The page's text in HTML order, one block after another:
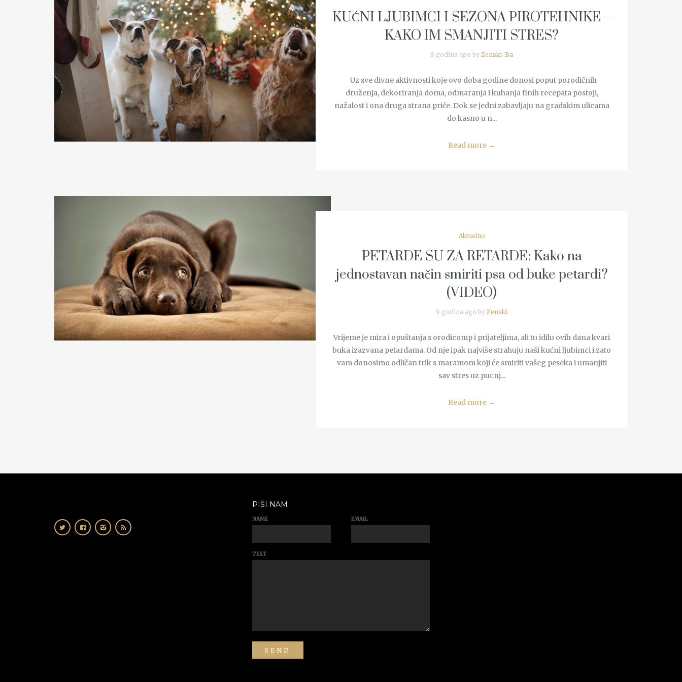
READ MORE
KUĆNI LJUBIMCI I SEZONA PIROTEHNIKE –
KAKO IM SMANJITI STRES?
8 godina ago by Zenski .Ba
Uz sve divne aktivnosti koje ovo doba godine donosi poput porodičnih
druženja, dekoriranja doma, odmaranja i kuhanja finih recepata postoji,
nažalost i ona druga strana priče. Dok se jedni zabavljaju na gradskim ulicama
do kasno u n...
Read more →
READ MORE
Aktuelno
PETARDE SU ZA RETARDE: Kako na
jednostavan način smiriti psa od buke petardi?
(VIDEO)
9 godina ago by Zenski
Vrijeme je mira i opuštanja s orodicomp i prijateljima, ali tu idilu ovih dana kvari
buka izazvana petardama. Od nje ipak najviše strahuju naši kućni ljubimci i zato
vam donosimo odličan trik s maramom koji će smiriti vašeg peseka i umanjiti
sav stres uz pucnj...
Read more →
PIŠI NAM
NAME EMAIL
TEXT